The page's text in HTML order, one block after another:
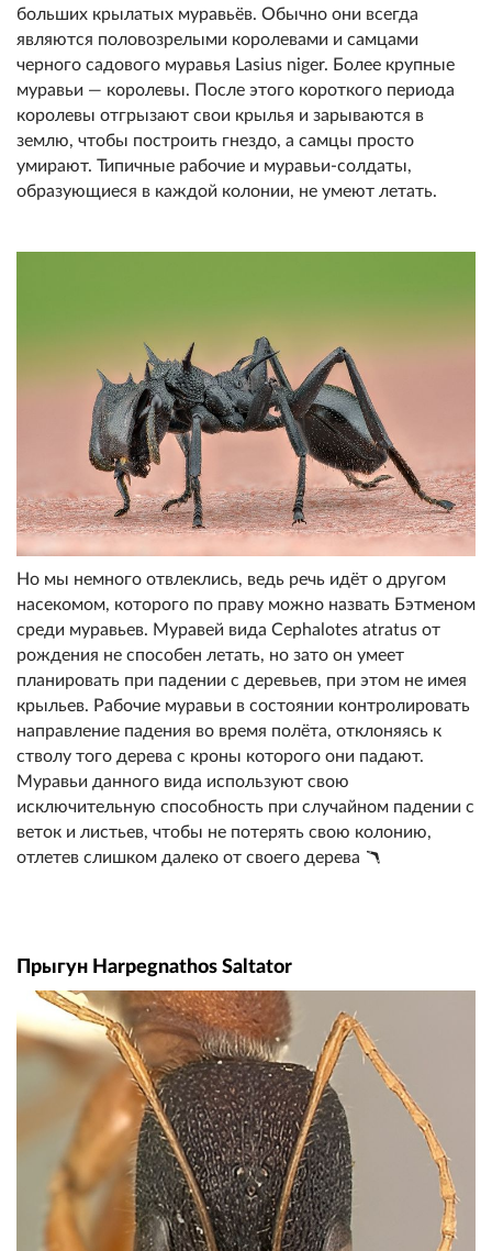
больших крылатых муравьёв. Обычно они всегда
являются половозрелыми королевами и самцами
черного садового муравья Lasius niger. Более крупные
муравьи — королевы. После этого короткого периода
королевы отгрызают свои крылья и зарываются в
землю, чтобы построить гнездо, а самцы просто
умирают. Типичные рабочие и муравьи-солдаты,
образующиеся в каждой колонии, не умеют летать.
Но мы немного отвлеклись, ведь речь идёт о другом
насекомом, которого по праву можно назвать Бэтменом
среди муравьев. Муравей вида Cephalotes atratus от
рождения не способен летать, но зато он умеет
планировать при падении с деревьев, при этом не имея
крыльев. Рабочие муравьи в состоянии контролировать
направление падения во время полёта, отклоняясь к
стволу того дерева с кроны которого они падают.
Муравьи данного вида используют свою
исключительную способность при случайном падении с
веток и листьев, чтобы не потерять свою колонию,
отлетев слишком далеко от своего дерева 🪃
Прыгун Harpegnathos Saltator